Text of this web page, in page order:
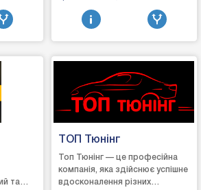
Черкассах, наш персонал
имеет опыт ра...
та
ТОП Тюнінг
Топ Тюнінг — це професійна
компанія, яка здійснює успішне
вдосконалення різних